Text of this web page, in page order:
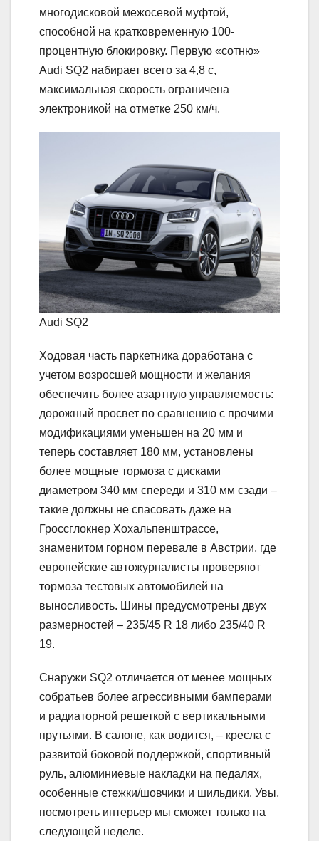
многодисковой межосевой муфтой,
способной на кратковременную 100-
процентную блокировку. Первую «сотню»
Audi SQ2 набирает всего за 4,8 с,
максимальная скорость ограничена
электроникой на отметке 250 км/ч.
Audi SQ2
Ходовая часть паркетника доработана с
учетом возросшей мощности и желания
обеспечить более азартную управляемость:
дорожный просвет по сравнению с прочими
модификациями уменьшен на 20 мм и
теперь составляет 180 мм, установлены
более мощные тормоза с дисками
диаметром 340 мм спереди и 310 мм сзади –
такие должны не спасовать даже на
Гроссглокнер Хохальпенштрассе,
знаменитом горном перевале в Австрии, где
европейские автожурналисты проверяют
тормоза тестовых автомобилей на
выносливость. Шины предусмотрены двух
размерностей – 235/45 R 18 либо 235/40 R
19.
Снаружи SQ2 отличается от менее мощных
собратьев более агрессивными бамперами
и радиаторной решеткой с вертикальными
прутьями. В салоне, как водится, – кресла с
развитой боковой поддержкой, спортивный
руль, алюминиевые накладки на педалях,
особенные стежки/шовчики и шильдики. Увы,
посмотреть интерьер мы сможет только на
следующей неделе.